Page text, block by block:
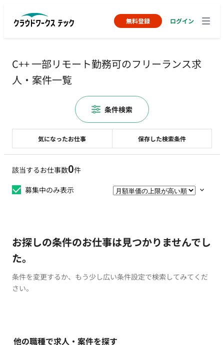
無料登録 ログイン
C++ 一部リモート勤務可のフリーランス求
人・案件一覧
該当するお仕事数0件
募集中のみ表示
お探しの条件のお仕事は見つかりませんでし
た。
条件を変更するか、もう少し広い条件設定で検索してみてくだ
さい。
他の職種で求人・案件を探す
気になったお仕事 保存した検索条件
条件検索